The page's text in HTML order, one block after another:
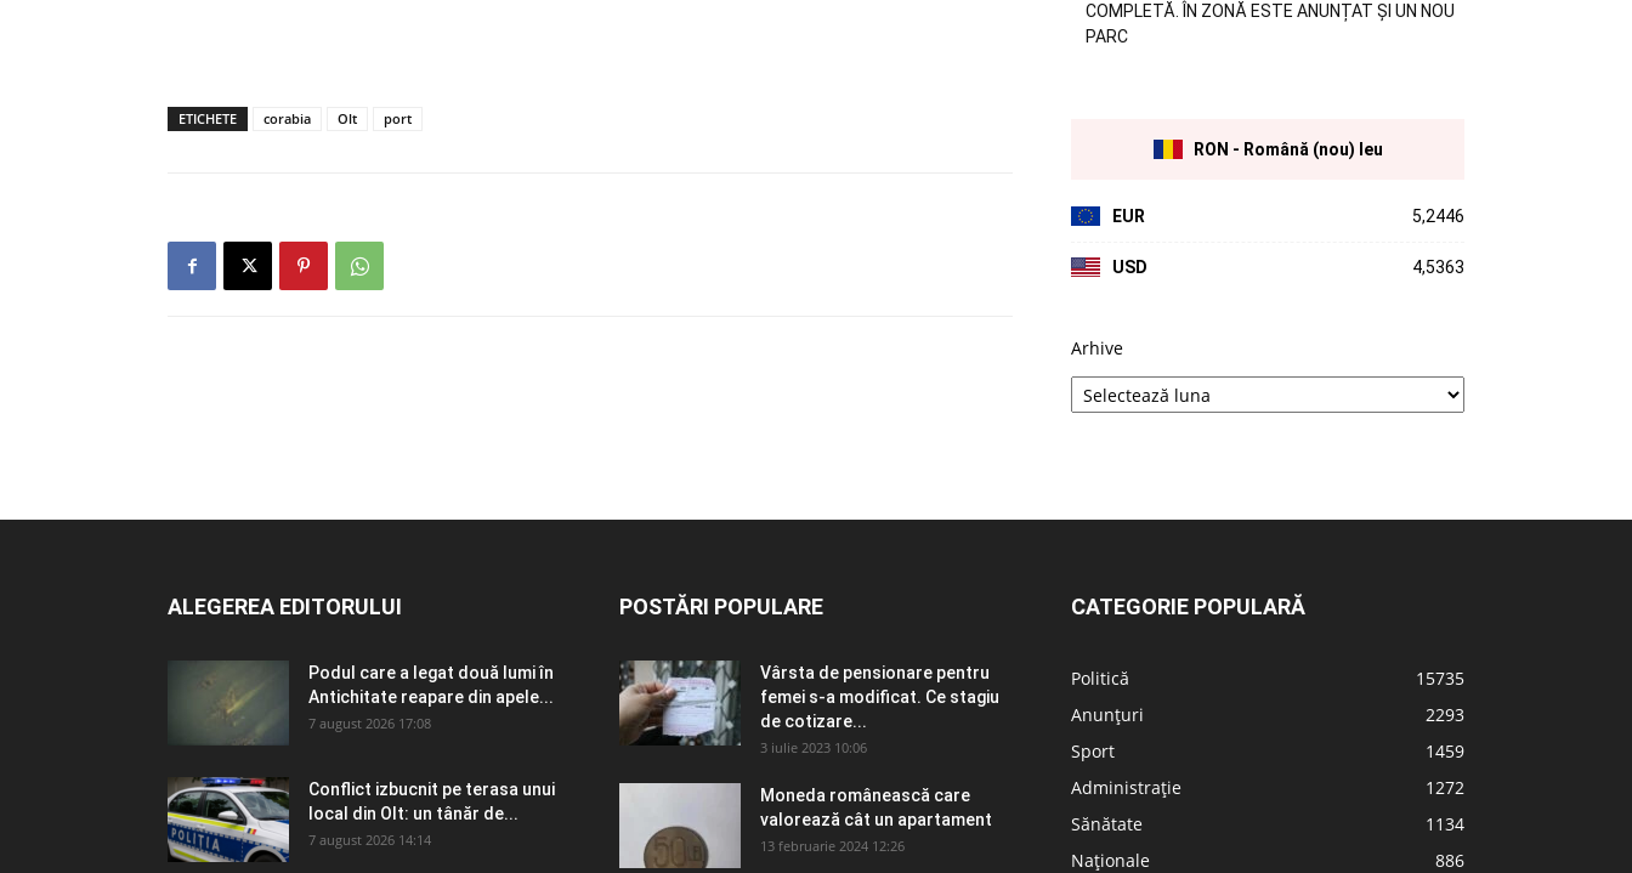
ETICHETE corabia Olt port
COMPLETĂ. ÎN ZONĂ ESTE ANUNȚAT ȘI UN NOU
PARC
RON - Română (nou) leu
EUR 5,2446
USD 4,5363
Arhive
ALEGEREA EDITORULUI
Podul care a legat două lumi în
Antichitate reapare din apele...
7 august 2026 17:08
Conflict izbucnit pe terasa unui
local din Olt: un tânăr de...
7 august 2026 14:14
POSTĂRI POPULARE
Vârsta de pensionare pentru
femei s-a modificat. Ce stagiu
de cotizare...
3 iulie 2023 10:06
Moneda românească care
valorează cât un apartament
13 februarie 2024 12:26
CATEGORIE POPULARĂ
Politică
15735
Anunțuri
2293
Sport
1459
Administrație
1272
Sănătate
1134
Naționale
886